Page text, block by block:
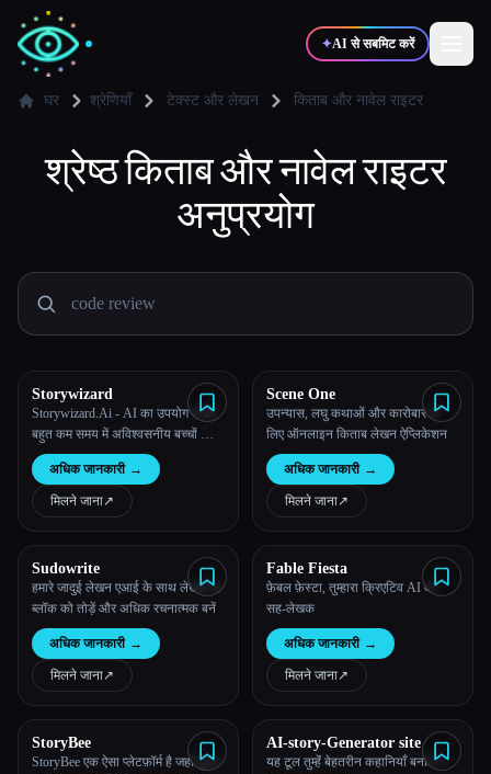
✦AI से सबमिट करें
✍️लेखक 🎨डिज़ाइनर
📈
🎓 विद्यार्थी
ब्लॉग
टूल्स की तुलना करें
हमारे बारे में
घर श्रेणियाँ टेक्स्ट और लेखन किताब और नावेल राइटर
श्रेष्ठकिताब और नावेल राइटर
अनुप्रयोग
Storywizard
Storywizard.Ai - AI का उपयोग करके
बहुत कम समय में अविश्वसनीय बच्चों की
कहानियां बनाएं
अधिक जानकारी →
मिलने जाना↗︎
Scene One
उपन्यास, लघु कथाओं और कारोबार के
लिए ऑनलाइन किताब लेखन ऐप्लिकेशन
अधिक जानकारी →
मिलने जाना↗︎
Sudowrite
हमारे जादुई लेखन एआई के साथ लेखक के
ब्लॉक को तोड़ें और अधिक रचनात्मक बनें
अधिक जानकारी →
मिलने जाना↗︎
Fable Fiesta
फ़ेबल फ़ेस्टा, तुम्हारा क्रिएटिव AI का
सह-लेखक
अधिक जानकारी →
मिलने जाना↗︎
StoryBee
StoryBee एक ऐसा प्लेटफ़ॉर्म है जहाँ यूज़र
AI-story-Generator site
यह टूल तुम्हेंं बेहतरीन कहानियाँ बनाने में